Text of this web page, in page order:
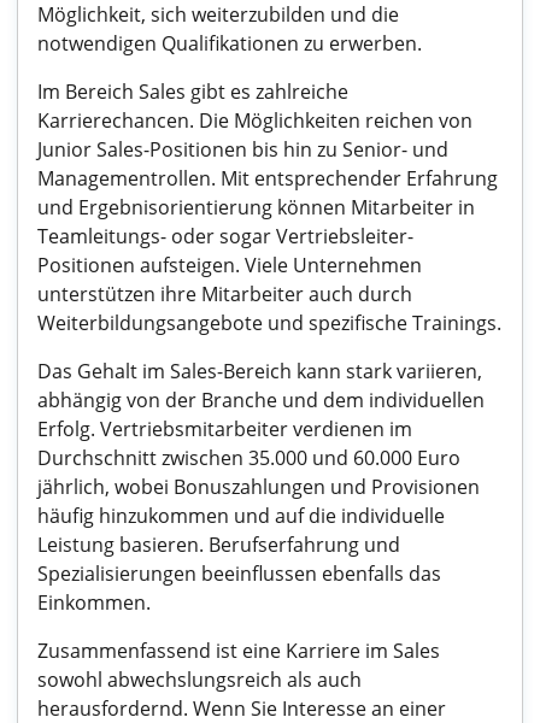
Möglichkeit, sich weiterzubilden und die
notwendigen Qualifikationen zu erwerben.
Im Bereich Sales gibt es zahlreiche
Karrierechancen. Die Möglichkeiten reichen von
Junior Sales-Positionen bis hin zu Senior- und
Managementrollen. Mit entsprechender Erfahrung
und Ergebnisorientierung können Mitarbeiter in
Teamleitungs- oder sogar Vertriebsleiter-
Positionen aufsteigen. Viele Unternehmen
unterstützen ihre Mitarbeiter auch durch
Weiterbildungsangebote und spezifische Trainings.
Das Gehalt im Sales-Bereich kann stark variieren,
abhängig von der Branche und dem individuellen
Erfolg. Vertriebsmitarbeiter verdienen im
Durchschnitt zwischen 35.000 und 60.000 Euro
jährlich, wobei Bonuszahlungen und Provisionen
häufig hinzukommen und auf die individuelle
Leistung basieren. Berufserfahrung und
Spezialisierungen beeinflussen ebenfalls das
Einkommen.
Zusammenfassend ist eine Karriere im Sales
sowohl abwechslungsreich als auch
herausfordernd. Wenn Sie Interesse an einer